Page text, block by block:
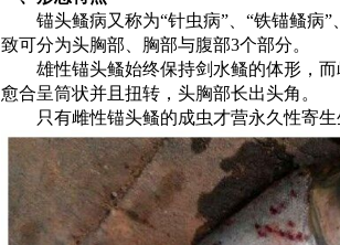
锚头鳋病又称为“针虫病”、“铁锚鳋病
致可分为头胸部、胸部与腹部3个部分。
雄性锚头鳋始终保持剑水鳋的体形，
愈合呈筒状并且扭转，头胸部长出头角。
只有雌性锚头鳋的成虫才营永久性寄